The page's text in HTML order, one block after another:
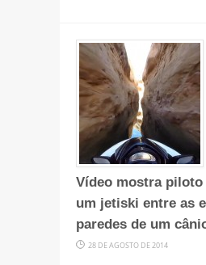
Vídeo mostra piloto
um jetiski entre as
paredes de um
28 DE AGOSTO DE 2014